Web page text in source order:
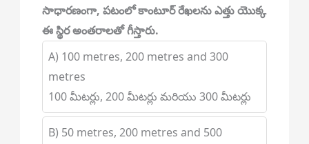
సాధారణంగా, పటంలో కాంటూర్ రేఖలను ఎత్తు యొక్క
ఈ స్థిర అంతరాలతో గీస్తారు.
A) 100 metres, 200 metres and 300
metres
100 మీటర్లు, 200 మీటర్లు మరియు 300 మీటర్లు
B) 50 metres, 200 metres and 500